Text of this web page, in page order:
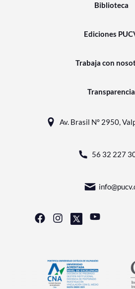
Biblioteca
Ediciones
Trabaja con
Transparencia
Av. Brasil N° 2950,
56 32 227